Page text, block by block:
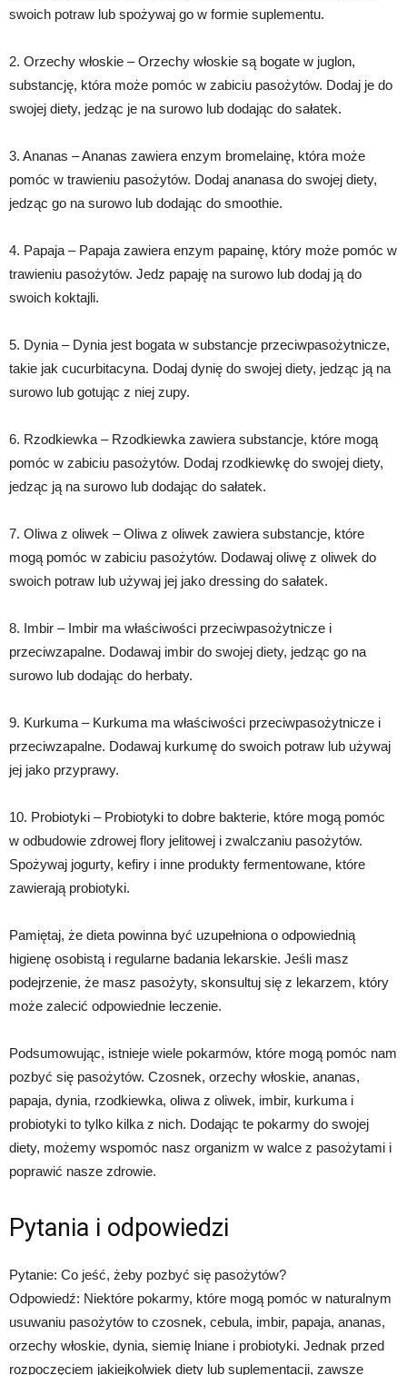
swoich potraw lub spożywaj go w formie suplementu.
2. Orzechy włoskie – Orzechy włoskie są bogate w juglon,
substancję, która może pomóc w zabiciu pasożytów. Dodaj je do
swojej diety, jedząc je na surowo lub dodając do sałatek.
3. Ananas – Ananas zawiera enzym bromelainę, która może
pomóc w trawieniu pasożytów. Dodaj ananasa do swojej diety,
jedząc go na surowo lub dodając do smoothie.
4. Papaja – Papaja zawiera enzym papainę, który może pomóc w
trawieniu pasożytów. Jedz papaję na surowo lub dodaj ją do
swoich koktajli.
5. Dynia – Dynia jest bogata w substancje przeciwpasożytnicze,
takie jak cucurbitacyna. Dodaj dynię do swojej diety, jedząc ją na
surowo lub gotując z niej zupy.
6. Rzodkiewka – Rzodkiewka zawiera substancje, które mogą
pomóc w zabiciu pasożytów. Dodaj rzodkiewkę do swojej diety,
jedząc ją na surowo lub dodając do sałatek.
7. Oliwa z oliwek – Oliwa z oliwek zawiera substancje, które
mogą pomóc w zabiciu pasożytów. Dodawaj oliwę z oliwek do
swoich potraw lub używaj jej jako dressing do sałatek.
8. Imbir – Imbir ma właściwości przeciwpasożytnicze i
przeciwzapalne. Dodawaj imbir do swojej diety, jedząc go na
surowo lub dodając do herbaty.
9. Kurkuma – Kurkuma ma właściwości przeciwpasożytnicze i
przeciwzapalne. Dodawaj kurkumę do swoich potraw lub używaj
jej jako przyprawy.
10. Probiotyki – Probiotyki to dobre bakterie, które mogą pomóc
w odbudowie zdrowej flory jelitowej i zwalczaniu pasożytów.
Spożywaj jogurty, kefiry i inne produkty fermentowane, które
zawierają probiotyki.
Pamiętaj, że dieta powinna być uzupełniona o odpowiednią
higienę osobistą i regularne badania lekarskie. Jeśli masz
podejrzenie, że masz pasożyty, skonsultuj się z lekarzem, który
może zalecić odpowiednie leczenie.
Podsumowując, istnieje wiele pokarmów, które mogą pomóc nam
pozbyć się pasożytów. Czosnek, orzechy włoskie, ananas,
papaja, dynia, rzodkiewka, oliwa z oliwek, imbir, kurkuma i
probiotyki to tylko kilka z nich. Dodając te pokarmy do swojej
diety, możemy wspomóc nasz organizm w walce z pasożytami i
poprawić nasze zdrowie.
Pytania i odpowiedzi
Pytanie: Co jeść, żeby pozbyć się pasożytów?
Odpowiedź: Niektóre pokarmy, które mogą pomóc w naturalnym
usuwaniu pasożytów to czosnek, cebula, imbir, papaja, ananas,
orzechy włoskie, dynia, siemię lniane i probiotyki. Jednak przed
rozpoczęciem jakiejkolwiek diety lub suplementacji, zawsze